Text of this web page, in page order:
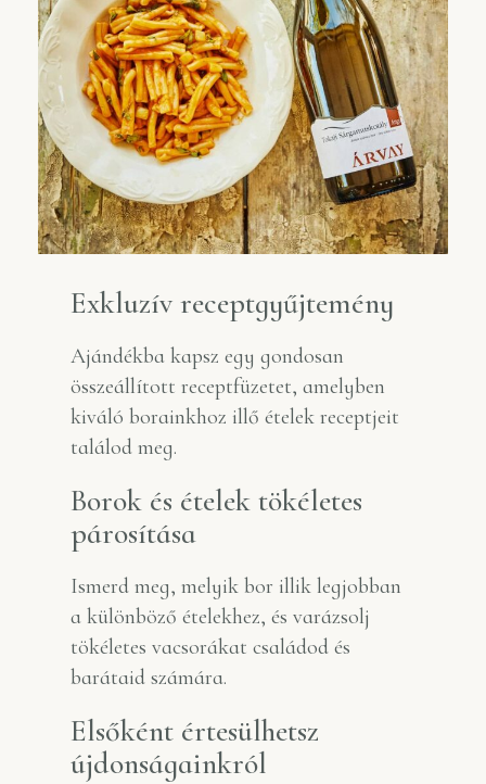
Exkluzív receptgyűjtemény
Ajándékba kapsz egy gondosan
összeállított receptfüzetet, amelyben
kiváló borainkhoz illő ételek receptjeit
találod meg.
Borok és ételek tökéletes
párosítása
Ismerd meg, melyik bor illik legjobban
a különböző ételekhez, és varázsolj
tökéletes vacsorákat családod és
barátaid számára.
Elsőként értesülhetsz
újdonságainkról